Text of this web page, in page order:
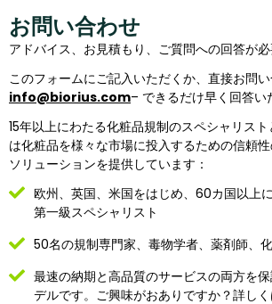
お問い合わせ
アドバイス、お見積もり、ご質問への回答が
このフォームにご記入いただくか、直接お問い
info@biorius.com– できるだけ早く回答い
15年以上にわたる化粧品規制のスペシャリス
は化粧品を様々な市場に投入するための信頼
ソリューションを提供しています：
欧州、英国、米国をはじめ、60カ国以上
第一級スペシャリスト
50名の規制専門家、毒物学者、薬剤師、化
最速の納期と高品質のサービスの両方を
デルです。ご興味がおありですか？詳し